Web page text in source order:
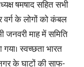
षमषाद सहित सभी
वर्ग के लोगों को कंबल
जनवरी माह में समिति
गया। स्वच्छता भारत
के घाटों की साफ-